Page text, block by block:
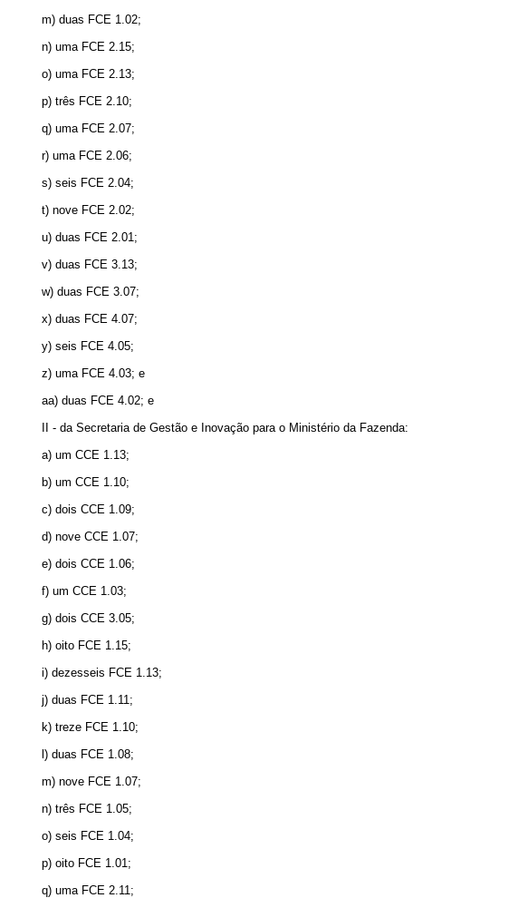
m) duas FCE 1.02;
n) uma FCE 2.15;
o) uma FCE 2.13;
p) três FCE 2.10;
q) uma FCE 2.07;
r) uma FCE 2.06;
s) seis FCE 2.04;
t) nove FCE 2.02;
u) duas FCE 2.01;
v) duas FCE 3.13;
w) duas FCE 3.07;
x) duas FCE 4.07;
y) seis FCE 4.05;
z) uma FCE 4.03; e
aa) duas FCE 4.02; e
II - da Secretaria de Gestão e Inovação para o Ministério da Fazenda:
a) um CCE 1.13;
b) um CCE 1.10;
c) dois CCE 1.09;
d) nove CCE 1.07;
e) dois CCE 1.06;
f) um CCE 1.03;
g) dois CCE 3.05;
h) oito FCE 1.15;
i) dezesseis FCE 1.13;
j) duas FCE 1.11;
k) treze FCE 1.10;
l) duas FCE 1.08;
m) nove FCE 1.07;
n) três FCE 1.05;
o) seis FCE 1.04;
p) oito FCE 1.01;
q) uma FCE 2.11;